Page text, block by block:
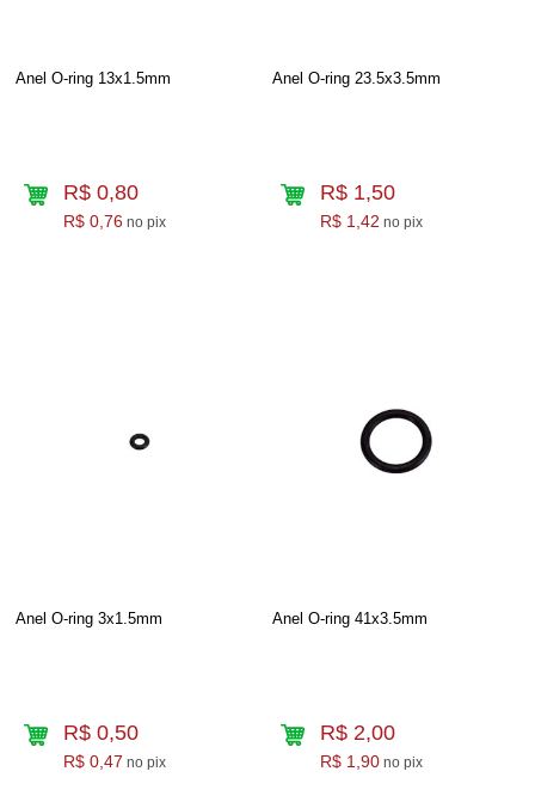
Anel O-ring 13x1.5mm
R$ 0,80
R$ 0,76 no pix
Anel O-ring 23.5x3.5mm
R$ 1,50
R$ 1,42 no pix
Anel O-ring 3x1.5mm
R$ 0,50
R$ 0,47 no pix
Anel O-ring 41x3.5mm
R$ 2,00
R$ 1,90 no pix